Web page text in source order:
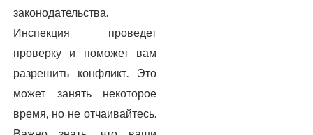
законодательства.
Инспекция проведет
проверку и поможет вам
разрешить конфликт. Это
может занять некоторое
время, но не отчаивайтесь.